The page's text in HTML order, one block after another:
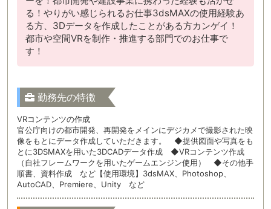
る！やりがい感じられるお仕事3dsMAXの使用経験あ
る方、3Dデータを作成したことがある方カンゲイ！
都市や空間VRを制作・推進する部門でのお仕事で
す！
勤務先の特徴
VRコンテンツの作成
官公庁向けの都市開発、再開発をメインにデジカメで撮影された映
像をもとにデータ作成していただきます。 ◆提供図面や写真をも
とに3DSMAXを用いた3DCADデータ作成 ◆VRコンテンツ作成
（自社フレームワークを用いたゲームエンジン使用） ◆その他手
順書、資料作成 など【使用環境】3dsMAX、Photoshop、
AutoCAD、Premiere、Unity など